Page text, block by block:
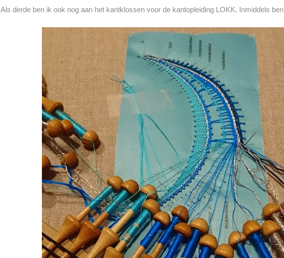
Als derde ben ik ook nog aan het kantklossen voor de kantopleiding LOKK. Inmiddels